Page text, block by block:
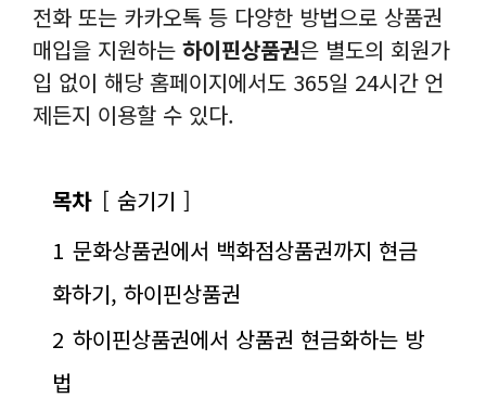
전화 또는 카카오톡 등 다양한 방법으로 상품권
매입을 지원하는 하이핀상품권은 별도의 회원가
입 없이 해당 홈페이지에서도 365일 24시간 언
제든지 이용할 수 있다.
목차
숨기기
1 문화상품권에서 백화점상품권까지 현금
화하기, 하이핀상품권
2 하이핀상품권에서 상품권 현금화하는 방
법